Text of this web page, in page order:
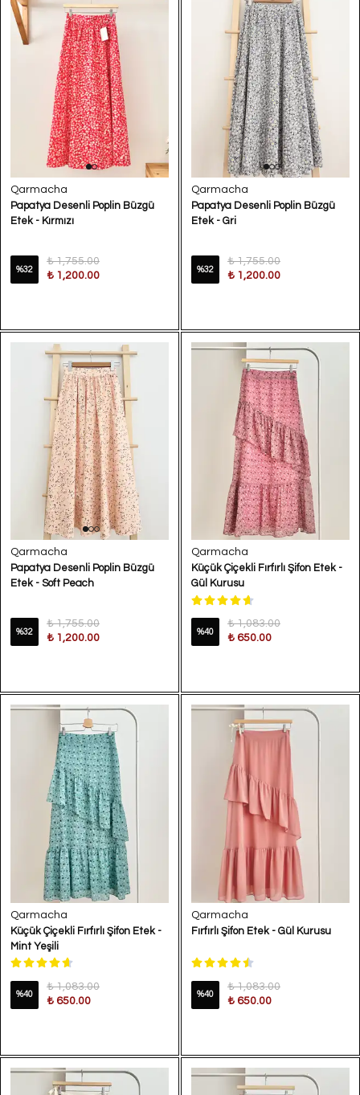
Qarmacha
Papatya Desenli Poplin Büzgü
Etek - Kırmızı
%32
₺ 1,755.00
₺ 1,200.00
Qarmacha
Papatya Desenli Poplin Büzgü
Etek - Gri
%32
₺ 1,755.00
₺ 1,200.00
Qarmacha
Papatya Desenli Poplin Büzgü
Etek - Soft Peach
%32
₺ 1,755.00
₺ 1,200.00
Qarmacha
Küçük Çiçekli Fırfırlı Şifon Etek -
Gül Kurusu
%40
₺ 1,083.00
₺ 650.00
Qarmacha
Küçük Çiçekli Fırfırlı Şifon Etek -
Mint Yeşili
%40
₺ 1,083.00
₺ 650.00
Qarmacha
Fırfırlı Şifon Etek - Gül Kurusu
%40
₺ 1,083.00
₺ 650.00